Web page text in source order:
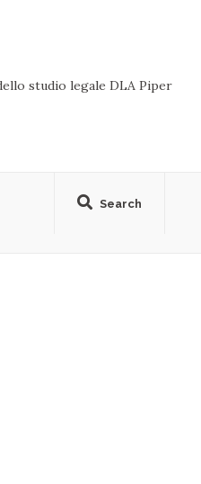
studio legale DLA Piper
Search